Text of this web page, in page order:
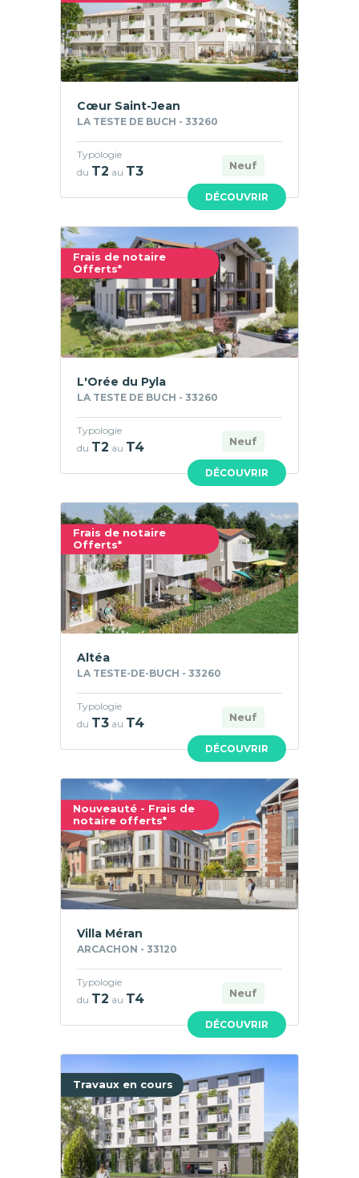
DÉCOUVRIR
Cœur Saint-Jean
LA TESTE DE BUCH - 33260
Neuf
Typologie
du T2 au T3
Frais de notaire
Offerts*
DÉCOUVRIR
L'Orée du Pyla
LA TESTE DE BUCH - 33260
Neuf
Typologie
du T2 au T4
Frais de notaire
Offerts*
DÉCOUVRIR
Altéa
LA TESTE-DE-BUCH - 33260
Neuf
Typologie
du T3 au T4
Nouveauté - Frais de
notaire offerts*
DÉCOUVRIR
Villa Méran
ARCACHON - 33120
Neuf
Typologie
du T2 au T4
Travaux en cours